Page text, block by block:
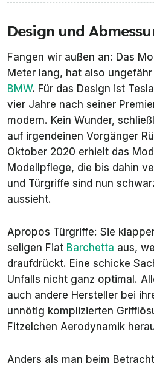
Design und
Fangen wir außen an: Das
Meter lang, hat also
BMW. Für das Design ist
vier Jahre nach seiner
modern. Kein Wunder,
auf irgendeinen Vorgänger
Oktober 2020 erhielt das
Modellpflege, die bis dahin
und Türgriffe sind nun
aussieht.
Apropos Türgriffe: Sie
seligen Fiat Barchetta aus,
draufdrückt. Eine schicke
Unfalls nicht ganz optimal.
auch andere Hersteller bei
unnötig komplizierten
Fitzelchen Aerodynamik
Anders als man beim